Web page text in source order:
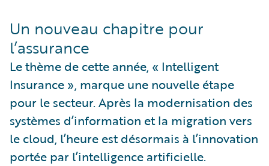
Un nouveau chapitre pour
l’assurance
Le thème de cette année, « Intelligent
Insurance », marque une nouvelle étape
pour le secteur. Après la modernisation des
systèmes d’information et la migration vers
le cloud, l’heure est désormais à l’innovation
portée par l’intelligence artificielle.